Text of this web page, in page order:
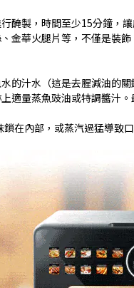
醃製，時間至少15分鐘，
金華火腿片等，不僅是裝
的汁水（這是去腥減油的關
適量蒸魚豉油或特調醬汁
在內部，或蒸汽過猛導致